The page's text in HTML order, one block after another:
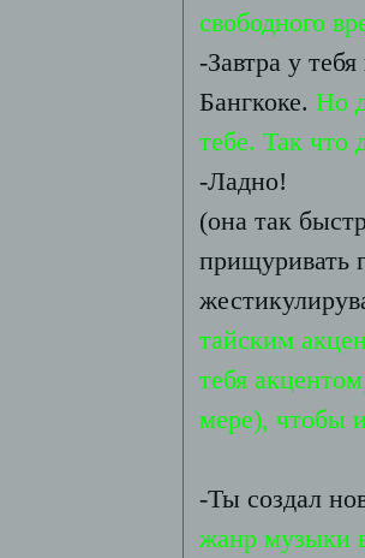
свободного
-Завтра у
Бангкоке.Но
тебе. Так что
-Ладно!
(она так
прищуривать
тайским
тебя
мере), чтобы
-Ты создал
жанр музыки